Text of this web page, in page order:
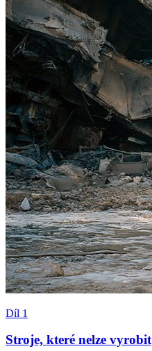
Díl 1
Stroje, které nelze vyrobit